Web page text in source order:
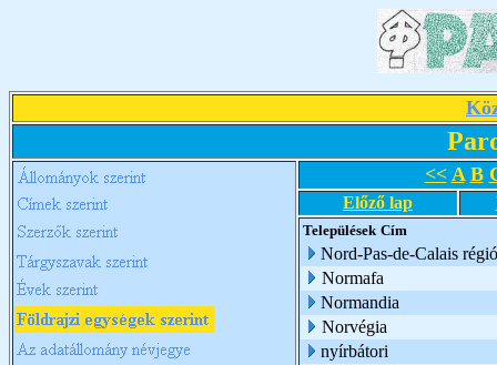
<< A B
Előző lap
Települések Cím
Nord-Pas-de-Calais régió
Normafa
Normandia
Norvégia
nyírbátori